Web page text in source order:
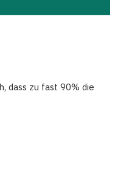
dass zu fast 90% die